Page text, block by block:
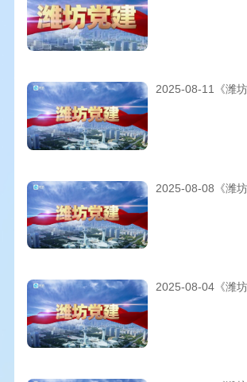
2025-08-11《潍坊
2025-08-08《潍坊
2025-08-04《潍坊